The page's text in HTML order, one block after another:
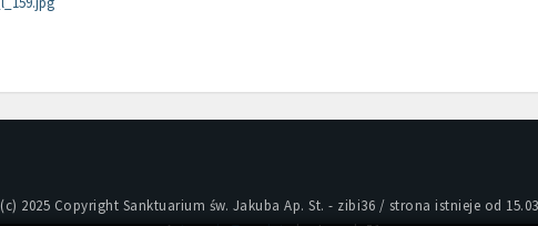
(c) 2025 Copyright Sanktuarium św. Jakuba Ap. St. - zibi36 / strona istnieje od